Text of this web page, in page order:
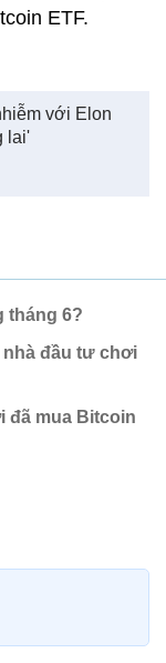
ETF.
với Elon
lai'
tháng 6?
đầu tư chơi
đã mua Bitcoin